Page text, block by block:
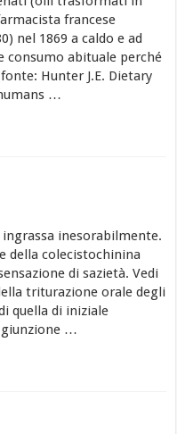
francese
nel 1869 a caldo e ad
consumo abituale perché
Hunter J.E. Dietary
…
inesorabilmente.
della colecistochinina
di sazietà. Vedi
triturazione orale degli
quella di iniziale
giunzione …